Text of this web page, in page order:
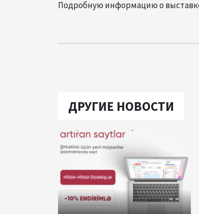
Подробную информацию о
ДРУГИЕ НОВОСТИ